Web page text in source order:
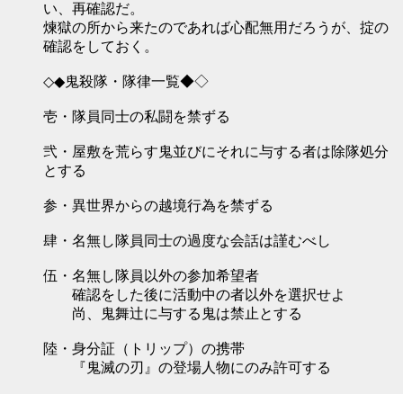
い、再確認だ。
煉獄の所から来たのであれば心配無用だろうが、掟の
確認をしておく。
◇◆鬼殺隊・隊律一覧◆◇
壱・隊員同士の私闘を禁ずる
弐・屋敷を荒らす鬼並びにそれに与する者は除隊処分
とする
参・異世界からの越境行為を禁ずる
肆・名無し隊員同士の過度な会話は謹むべし
伍・名無し隊員以外の参加希望者
確認をした後に活動中の者以外を選択せよ
尚、鬼舞辻に与する鬼は禁止とする
陸・身分証（トリップ）の携帯
『鬼滅の刃』の登場人物にのみ許可する